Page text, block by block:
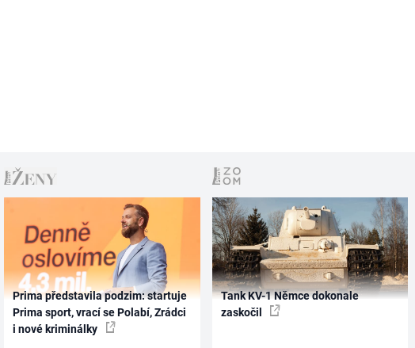
Prima představila podzim: startuje
Prima sport, vrací se Polabí, Zrádci
i nové kriminálky
Tank KV-1 Němce dokonale
zaskočil